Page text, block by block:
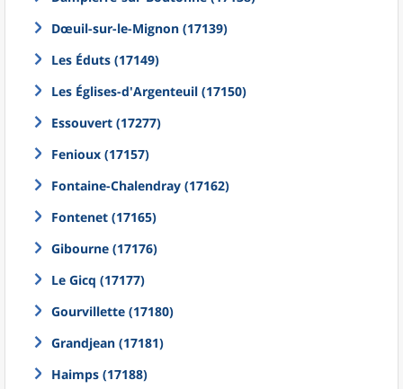
Dœuil-sur-le-Mignon (17139)
Les Éduts (17149)
Les Églises-d'Argenteuil (17150)
Essouvert (17277)
Fenioux (17157)
Fontaine-Chalendray (17162)
Fontenet (17165)
Gibourne (17176)
Le Gicq (17177)
Gourvillette (17180)
Grandjean (17181)
Haimps (17188)